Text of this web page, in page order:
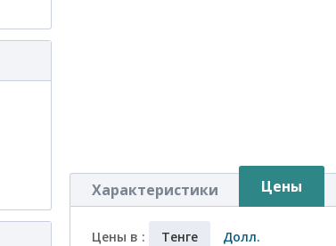
Характеристики Цены
Цены в : Тенге Долл.